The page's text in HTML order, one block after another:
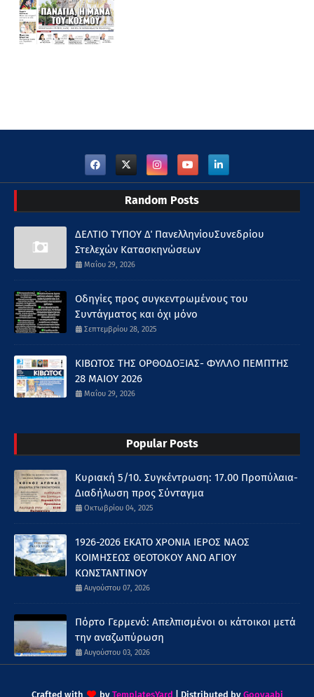
Random Posts
ΔΕΛΤΙΟ ΤΥΠΟΥ Δ΄ ΠανελληνίουΣυνεδρίου
Στελεχών Κατασκηνώσεων
Μαΐου 29, 2026
Οδηγίες προς συγκεντρωμένους του
Συντάγματος και όχι μόνο
Σεπτεμβρίου 28, 2025
ΚΙΒΩΤΟΣ ΤΗΣ ΟΡΘΟΔΟΞΙΑΣ- ΦΥΛΛΟ ΠΕΜΠΤΗΣ
28 ΜΑΙΟΥ 2026
Μαΐου 29, 2026
Popular Posts
Κυριακή 5/10. Συγκέντρωση: 17.00 Προπύλαια-
Διαδήλωση προς Σύνταγμα
Οκτωβρίου 04, 2025
1926-2026 ΕΚΑΤΟ ΧΡΟΝΙΑ ΙΕΡΟΣ ΝΑΟΣ
ΚΟΙΜΗΣΕΩΣ ΘΕΟΤΟΚΟΥ ΑΝΩ ΑΓΙΟΥ
ΚΩΝΣΤΑΝΤΙΝΟΥ
Αυγούστου 07, 2026
Πόρτο Γερμενό: Απελπισμένοι οι κάτοικοι μετά
την αναζωπύρωση
Αυγούστου 03, 2026
Crafted with by TemplatesYard | Distributed by Gooyaabi